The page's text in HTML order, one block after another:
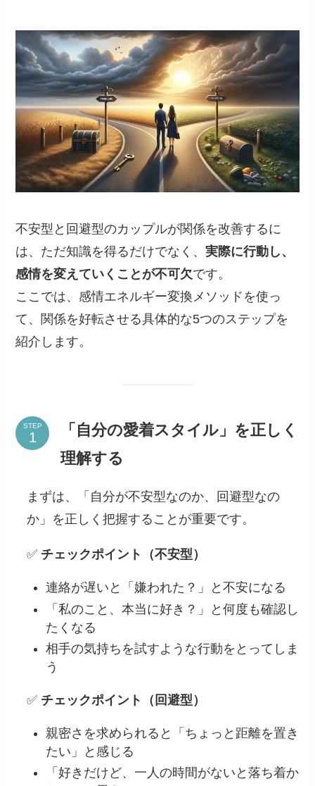
不安型と回避型のカップルが関係を改善するに
は、ただ知識を得るだけでなく、実際に行動し、
感情を変えていくことが不可欠です。
ここでは、感情エネルギー変換メソッドを使っ
て、関係を好転させる具体的な5つのステップを
紹介します。
STEP
「自分の愛着スタイル」を正しく
理解する
まずは、「自分が不安型なのか、回避型なの
か」を正しく把握することが重要です。
✅ チェックポイント（不安型）
連絡が遅いと「嫌われた？」と不安になる
「私のこと、本当に好き？」と何度も確認し
たくなる
相手の気持ちを試すような行動をとってしま
う
✅ チェックポイント（回避型）
親密さを求められると「ちょっと距離を置き
たい」と感じる
「好きだけど、一人の時間がないと落ち着か